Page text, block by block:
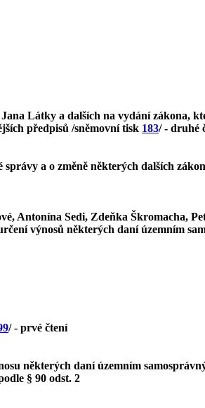
Látky a dalších na vydání zákona,
předpisů /sněmovní tisk 183/ - druhé
a o změně některých dalších
Antonína Sedi, Zdeňka Škromacha,
výnosů některých daní územním
/ - prvé čtení
některých daní územním
§ 90 odst. 2